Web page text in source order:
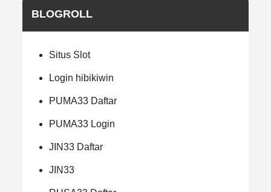
BLOGROLL
Situs Slot
Login hibikiwin
PUMA33 Daftar
PUMA33 Login
JIN33 Daftar
JIN33